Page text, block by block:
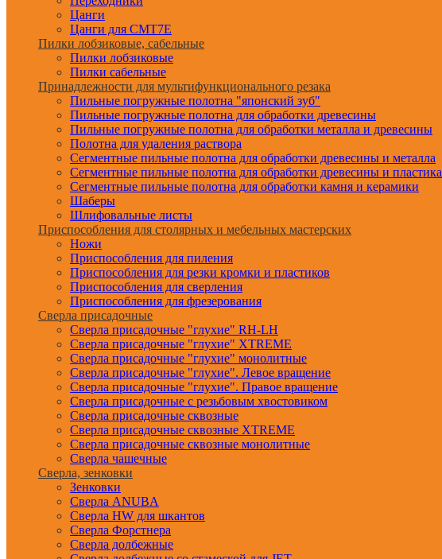
Цанги
Цанги для CMT7E
Пилки лобзиковые, сабельные
Пилки лобзиковые
Пилки сабельные
Принадлежности для мультифункционального резака
Пильные погружные полотна "японский зуб"
Пильные погружные полотна для обработки древесины
Пильные погружные полотна для обработки металла и древесины
Полотна для удаления раствора
Сегментные пильные полотна для обработки древесины и металла
Сегментные пильные полотна для обработки древесины и пластика
Сегментные пильные полотна для обработки камня и керамики
Шаберы
Шлифовальные листы
Приспособления для столярных и мебельных мастерских
Ножи
Приспособления для пиления
Приспособления для резки кромки и пластиков
Приспособления для сверления
Приспособления для фрезерования
Сверла присадочные
Сверла присадочные "глухие" RH-LH
Сверла присадочные "глухие" XTREME
Сверла присадочные "глухие" монолитные
Сверла присадочные "глухие". Левое вращение
Сверла присадочные "глухие". Правое вращение
Сверла присадочные с резьбовым хвостовиком
Сверла присадочные сквозные
Сверла присадочные сквозные XTREME
Сверла присадочные сквозные монолитные
Сверла чашечные
Сверла, зенковки
Зенковки
Сверла ANUBA
Сверла HW для шкантов
Сверла Форстнера
Сверла долбежные